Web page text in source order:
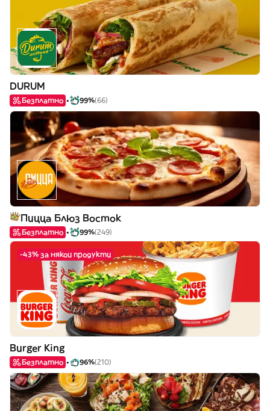
DURUM
Безплатно 99%(66)
Пицца Блюз Восток
Безплатно 99%(249)
-43% за някои продукти
Burger King
Безплатно 96%(210)